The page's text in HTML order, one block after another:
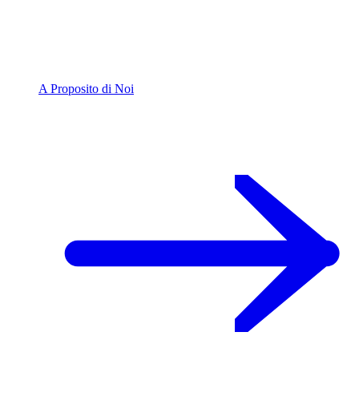
A Proposito di Noi